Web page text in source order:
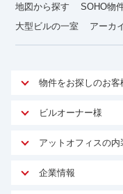
地図から探す
SOHO物
大型ビルの一室
アーカ
物件をお探しのお客
アットオフィスが選
ご契約者様インタビ
オフィスお役立ちコ
ビルオーナー様
オーナー様向けサー
マイソク作成
アットオフィスの内
サービス内容
企業情報